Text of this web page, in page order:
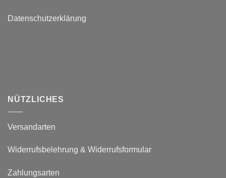
Datenschutzerklärung
NÜTZLICHES
Versandarten
Widerrufsbelehrung & Widerrufsformular
Zahlungsarten